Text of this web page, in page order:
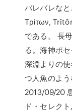
バレバレな
Τρίτων,
である。 長
る。海神ポ
深淵よりの
つ人魚のよ
2013/09/20
ド・セレク